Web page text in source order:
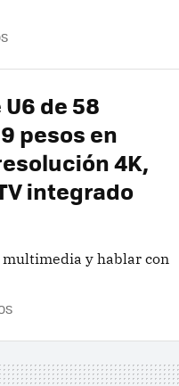
de 58
pesos en
4K,
integrado
y hablar con